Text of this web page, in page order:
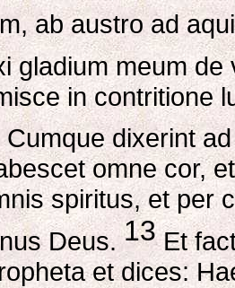
ab austro ad
gladium meum
in contritione
Cumque dixerint
omne cor,
spiritus, et per
Deus.13Et
et dices: